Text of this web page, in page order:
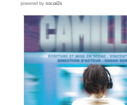
powered by social2s